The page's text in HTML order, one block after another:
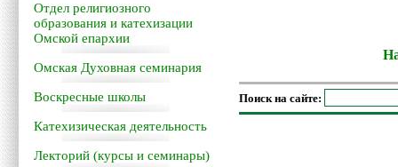
Отдел религиозного
образования и катехизации
Омской епархии
Омская Духовная семинария
Воскресные школы
Катехизическая деятельность
Лекторий (курсы и семинары)
Поиск на сайте: